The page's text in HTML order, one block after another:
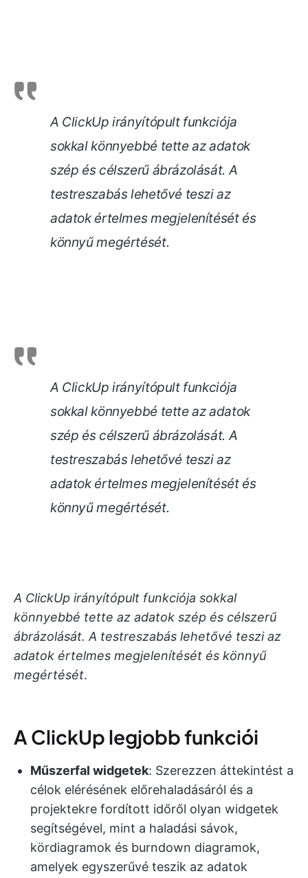
A ClickUp irányítópult funkciója
sokkal könnyebbé tette az adatok
szép és célszerű ábrázolását. A
testreszabás lehetővé teszi az
adatok értelmes megjelenítését és
könnyű megértését.
A ClickUp irányítópult funkciója
sokkal könnyebbé tette az adatok
szép és célszerű ábrázolását. A
testreszabás lehetővé teszi az
adatok értelmes megjelenítését és
könnyű megértését.
A ClickUp irányítópult funkciója sokkal
könnyebbé tette az adatok szép és célszerű
ábrázolását. A testreszabás lehetővé teszi az
adatok értelmes megjelenítését és könnyű
megértését.
A ClickUp legjobb funkciói
Műszerfal widgetek: Szerezzen áttekintést a
célok elérésének előrehaladásáról és a
projektekre fordított időről olyan widgetek
segítségével, mint a haladási sávok,
kördiagramok és burndown diagramok,
amelyek egyszerűvé teszik az adatok